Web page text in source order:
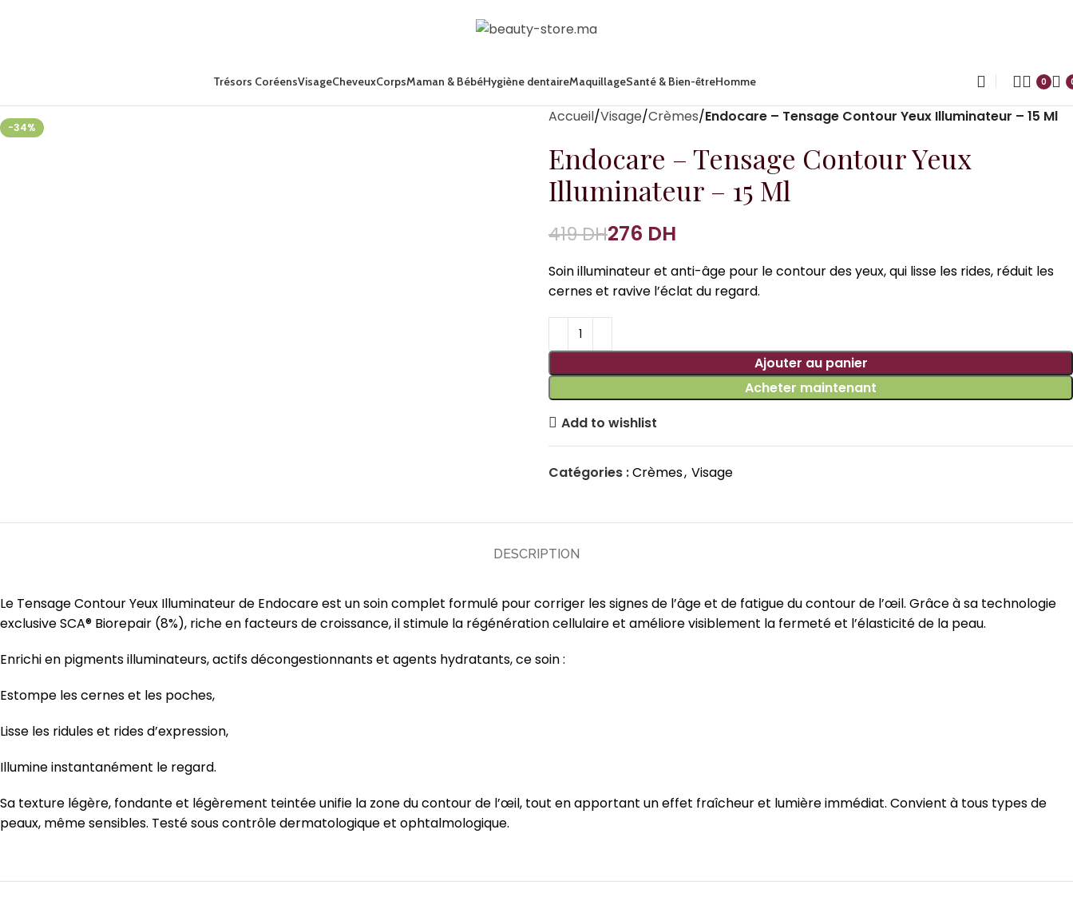
Trésors CoréensVisageCheveuxCorpsMaman & BébéHygiène dentaireMaquillageSanté & Bien-êtreHomme 0
-34%
Accueil Visage Crèmes Endocare – Tensage Contour Yeux Illuminateur – 15 Ml
Endocare – Tensage Contour Yeux
Illuminateur – 15 Ml
419DH276 DH
Soin illuminateur et anti-âge pour le contour des yeux, qui lisse les rides, réduit les
cernes et ravive l’éclat du regard.
Ajouter au panier
Acheter maintenant
Add to wishlist
Catégories :Crèmes, Visage
DESCRIPTION
Le Tensage Contour Yeux Illuminateur de Endocare est un soin complet formulé pour corriger les signes de l’âge et de fatigue du contour de l’œil. Grâce à sa technologie
exclusive SCA® Biorepair (8%), riche en facteurs de croissance, il stimule la régénération cellulaire et améliore visiblement la fermeté et l’élasticité de la peau.
Enrichi en pigments illuminateurs, actifs décongestionnants et agents hydratants, ce soin :
Estompe les cernes et les poches,
Lisse les ridules et rides d’expression,
Illumine instantanément le regard.
Sa texture légère, fondante et légèrement teintée unifie la zone du contour de l’œil, tout en apportant un effet fraîcheur et lumière immédiat. Convient à tous types de
peaux, même sensibles. Testé sous contrôle dermatologique et ophtalmologique.